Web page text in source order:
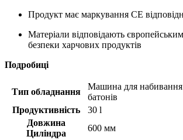
Продукт має маркування CE
Матеріали відповідають
безпеки харчових продуктів
Подробиці
Тип обладнання
Машина для набивання
батонів
Продуктивність
30 l
Довжина
Циліндра
600 мм